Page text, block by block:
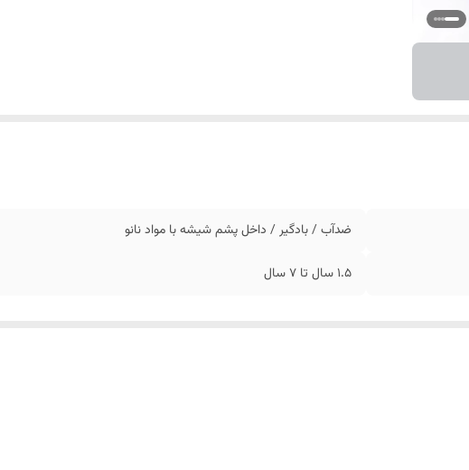
ضدآب / بادگیر / داخل پشم شیشه با مواد نانو
1.5 سال تا 7 سال